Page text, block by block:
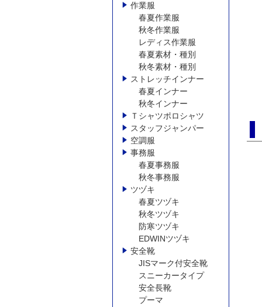
作業服
春夏作業服
秋冬作業服
レディス作業服
春夏素材・種別
秋冬素材・種別
ストレッチインナー
春夏インナー
秋冬インナー
Ｔシャツポロシャツ
スタッフジャンパー
空調服
事務服
春夏事務服
秋冬事務服
ツヅキ
春夏ツヅキ
秋冬ツヅキ
防寒ツヅキ
EDWINツヅキ
安全靴
JISマーク付安全靴
スニーカータイプ
安全長靴
プーマ